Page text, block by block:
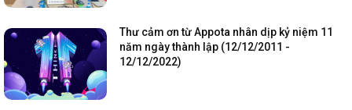
Thư cảm ơn từ Appota nhân dịp kỷ niệm 11
năm ngày thành lập (12/12/2011 -
12/12/2022)